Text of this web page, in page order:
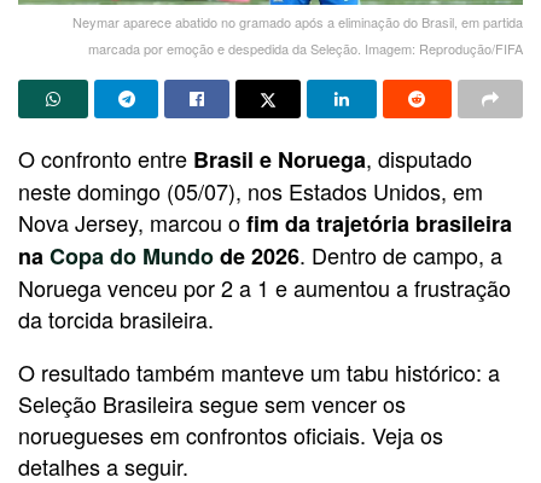
Neymar aparece abatido no gramado após a eliminação do Brasil, em partida
marcada por emoção e despedida da Seleção. Imagem: Reprodução/FIFA
O confronto entre Brasil e Noruega, disputado
neste domingo (05/07), nos Estados Unidos, em
Nova Jersey, marcou ofim da trajetória brasileira
naCopa do Mundode 2026. Dentro de campo, a
Noruega venceu por 2 a 1 e aumentou a frustração
da torcida brasileira.
O resultado também manteve um tabu histórico: a
Seleção Brasileira segue sem vencer os
noruegueses em confrontos oficiais. Veja os
detalhes a seguir.